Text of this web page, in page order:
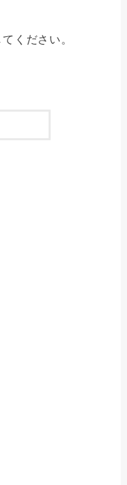
ください。